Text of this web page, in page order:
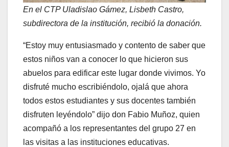
En el CTP Uladislao Gámez, Lisbeth Castro,
subdirectora de la institución, recibió la donación.
“Estoy muy entusiasmado y contento de saber que
estos niños van a conocer lo que hicieron sus
abuelos para edificar este lugar donde vivimos. Yo
disfruté mucho escribiéndolo, ojalá que ahora
todos estos estudiantes y sus docentes también
disfruten leyéndolo” dijo don Fabio Muñoz, quien
acompañó a los representantes del grupo 27 en
las visitas a las instituciones educativas.